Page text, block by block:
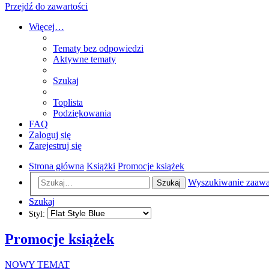
Przejdź do zawartości
Więcej…
Tematy bez odpowiedzi
Aktywne tematy
Szukaj
Toplista
Podziękowania
FAQ
Zaloguj się
Zarejestruj się
Strona główna Książki Promocje książek
Szukaj
Wyszukiwanie
Szukaj
Styl:
Promocje książek
NOWY TEMAT